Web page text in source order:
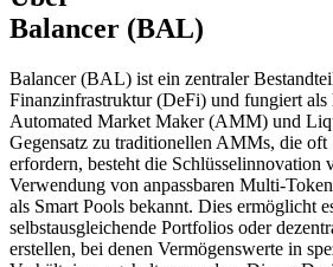
Balancer (BAL)
Balancer (BAL) ist ein zentraler
Finanzinfrastruktur (DeFi) und fungiert
Automated Market Maker (AMM) und
Gegensatz zu traditionellen AMMs, die oft
erfordern, besteht die Schlüsselinnovation
Verwendung von anpassbaren Multi-
als Smart Pools bekannt. Dies ermöglicht
selbstausgleichende Portfolios oder
erstellen, bei denen Vermögenswerte in